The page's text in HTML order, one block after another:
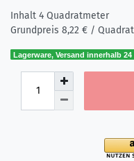
Inhalt 4 Quadratmeter
Grundpreis 8,22 € /
Lagerware, Versand innerhalb 24